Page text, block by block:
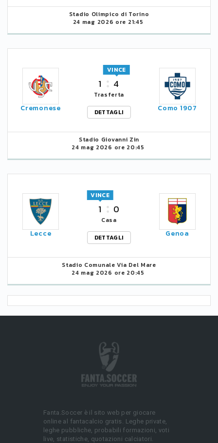
Stadio Olimpico di Torino
24 mag 2026 ore 21:45
Cremonese
1 4
VINCE
Trasferta
DETTAGLI
Como 1907
Stadio Giovanni Zin
24 mag 2026 ore 20:45
Lecce
1
VINCE
0
Casa
DETTAGLI
Genoa
Stadio Comunale Via Del Mare
24 mag 2026 ore 20:45
Fanta.Soccer è il sito web per giocare
online al fantacalcio gratis. Leghe private,
leghe pubbliche, probabili formazioni, voti
live, statistiche, quotazioni calciatori.